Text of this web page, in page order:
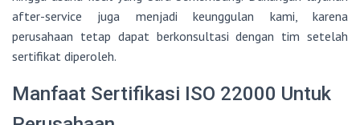
after-service juga menjadi keunggulan kami, karena
perusahaan tetap dapat berkonsultasi dengan tim setelah
sertifikat diperoleh.
Manfaat Sertifikasi ISO 22000 Untuk